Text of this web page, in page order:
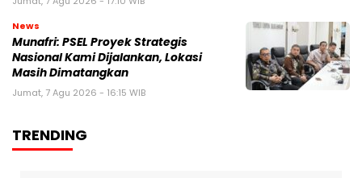
News
Munafri: PSEL Proyek Strategis
Nasional Kami Dijalankan, Lokasi
Masih Dimatangkan
Jumat, 7 Agu 2026 - 16:15 WIB
TRENDING